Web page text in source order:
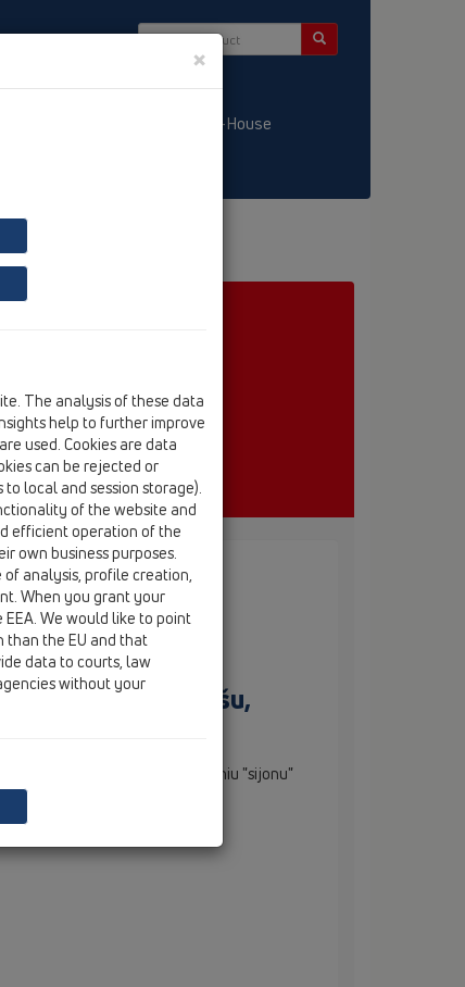
HL-House
su flanšu
bituminiu flanšu,
su tarpine ir polimerbituminiu "sijonu"
bituminėmis plėvelėmis)
×
The analysis of these data
help to further improve
used. Cookies are data
can be rejected or
local and session storage).
of the website and
efficient operation of the
own business purposes.
analysis, profile creation,
When you grant your
We would like to point
the EU and that
data to courts, law
without your